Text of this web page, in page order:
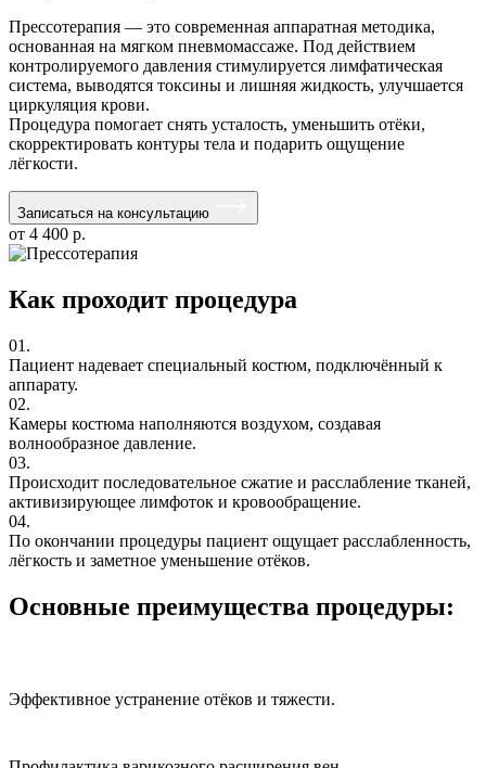
Прессотерапия — это современная аппаратная методика,
основанная на мягком пневмомассаже. Под действием
контролируемого давления стимулируется лимфатическая
система, выводятся токсины и лишняя жидкость, улучшается
циркуляция крови.
Процедура помогает снять усталость, уменьшить отёки,
скорректировать контуры тела и подарить ощущение
лёгкости.
Записаться на консультацию
от 4 400 р.
Как проходит процедура
01.
Пациент надевает специальный костюм, подключённый к
аппарату.
02.
Камеры костюма наполняются воздухом, создавая
волнообразное давление.
03.
Происходит последовательное сжатие и расслабление тканей,
активизирующее лимфоток и кровообращение.
04.
По окончании процедуры пациент ощущает расслабленность,
лёгкость и заметное уменьшение отёков.
Основные преимущества процедуры:
Эффективное устранение отёков и тяжести.